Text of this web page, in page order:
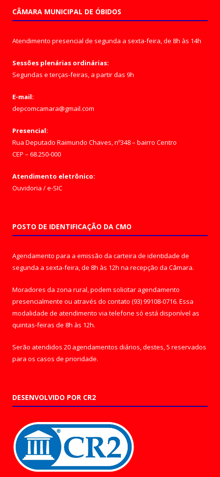
CÂMARA MUNICIPAL DE ÓBIDOS
Atendimento presencial de segunda a sexta-feira, de 8h às 14h
Sessões plenárias ordinárias:
Segundas e terças-feiras, a partir das 9h
E-mail:
depcomcamara@gmail.com
Presencial:
Rua Deputado Raimundo Chaves, nº348 – bairro Centro
CEP – 68.250-000
Atendimento eletrônico:
Ouvidoria /e-SIC
POSTO DE IDENTIFICAÇÃO DA CMO
Agendamento para a emissão da carteira de identidade de
segunda a sexta-feira, de 8h às 12h na recepção da Câmara.
Moradores da zona rural, podem solicitar agendamento
presencialmente ou através do contato (93) 99108-0716. Essa
modalidade de atendimento via telefone só está disponível as
quintas-feiras de 8h às 12h.
Serão atendidos 20 agendamentos diários, destes, 5 reservados
para os casos de prioridade.
DESENVOLVIDO POR CR2